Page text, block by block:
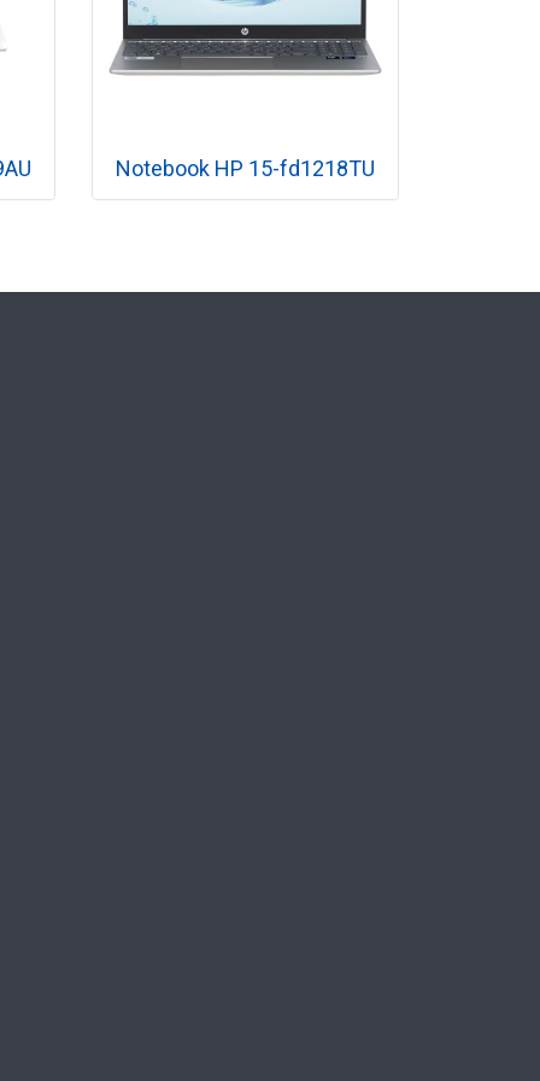
Notebook HP 15-fd1218TU